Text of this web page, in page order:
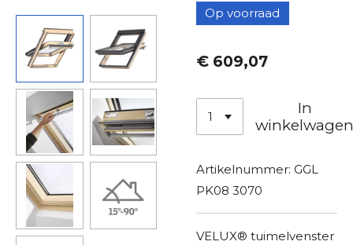
Op voorraad
€ 609,07
In
Artikelnummer: GGL
PK08 3070
VELUX® tuimelvenster